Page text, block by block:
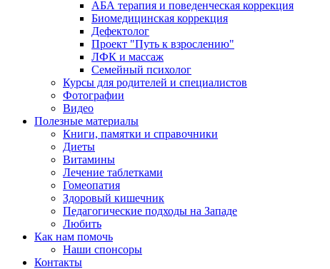
АБА терапия и поведенческая коррекция
Биомедицинская коррекция
Дефектолог
Проект "Путь к взрослению"
ЛФК и массаж
Семейный психолог
Курсы для родителей и специалистов
Фотографии
Видео
Полезные материалы
Книги, памятки и справочники
Диеты
Витамины
Лечение таблетками
Гомеопатия
Здоровый кишечник
Педагогические подходы на Западе
Любить
Как нам помочь
Наши спонсоры
Контакты